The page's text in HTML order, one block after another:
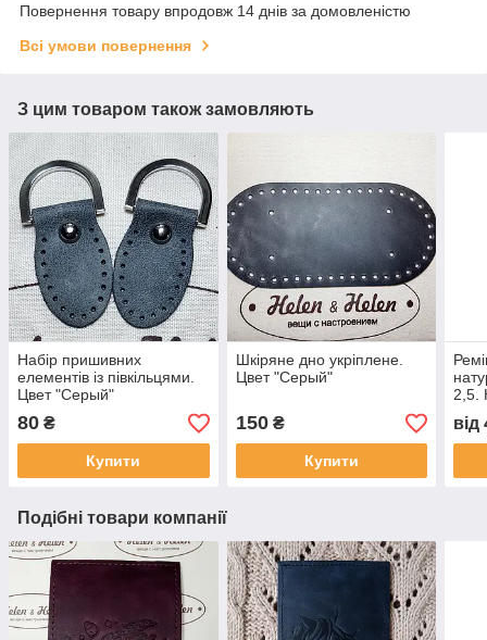
Повернення товару впродовж 14 днів за домовленістю
Всі умови повернення
З цим товаром також замовляють
Набір пришивних
елементів із півкільцями.
Цвет "Серый"
80 ₴
Купити
Шкіряне дно укріплене.
Цвет "Серый"
150₴
Купити
2,5.
від
Подібні товари компанії